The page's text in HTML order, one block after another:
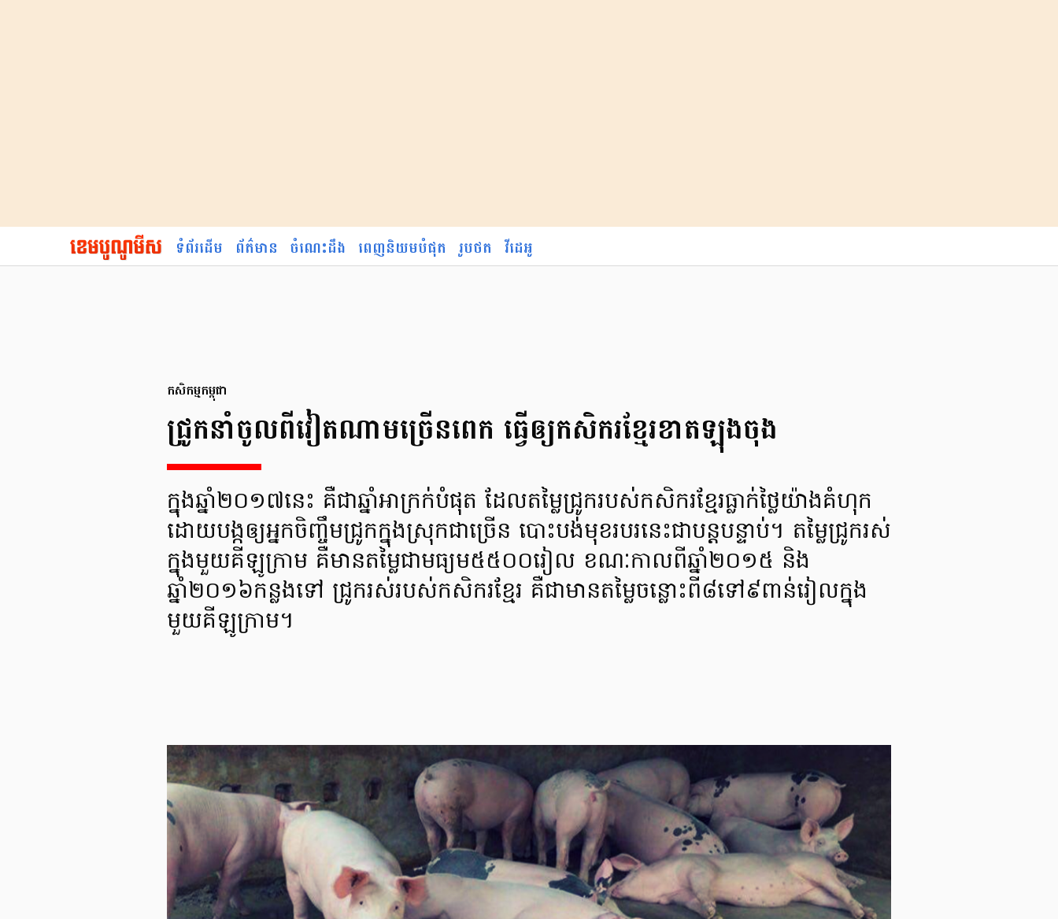
ទំព័រដើម ព័ត៌មាន ចំណេះដឹង ពេញនិយមបំផុត រូបថត វីដេអូ
កសិកម្មកម្ពុជា
ជ្រូកនាំចូលពីវៀតណាមច្រើនពេក ធ្វើឲ្យកសិករខ្មែរខាតឡុងចុង
ក្នុងឆ្នាំ២០១៧នេះ គឺជាឆ្នាំអាក្រក់បំផុត ដែលតម្លៃជ្រូករបស់កសិករខ្មែរធ្លាក់ថ្លៃយ៉ាងគំហុក
ដោយបង្កឲ្យអ្នកចិញ្ចឹមជ្រូកក្នុងស្រុកជាច្រើន បោះបង់មុខរបរនេះជាបន្តបន្ទាប់។ តម្លៃជ្រូករស់
ក្នុងមួយគីឡូក្រាម គឺមានតម្លៃជាមធ្យម៥៥០០រៀល ខណៈកាលពីឆ្នាំ២០១៥ និង
ឆ្នាំ២០១៦កន្លងទៅ ជ្រូករស់របស់កសិករខ្មែរ គឺជាមានតម្លៃចន្លោះពី៨ទៅ៩ពាន់រៀលក្នុង
មួយគីឡូក្រាម។